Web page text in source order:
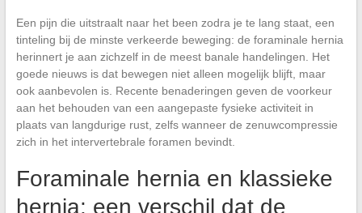
Een pijn die uitstraalt naar het been zodra je te lang staat, een
tinteling bij de minste verkeerde beweging: de foraminale hernia
herinnert je aan zichzelf in de meest banale handelingen. Het
goede nieuws is dat bewegen niet alleen mogelijk blijft, maar
ook aanbevolen is. Recente benaderingen geven de voorkeur
aan het behouden van een aangepaste fysieke activiteit in
plaats van langdurige rust, zelfs wanneer de zenuwcompressie
zich in het intervertebrale foramen bevindt.
Foraminale hernia en klassieke
hernia: een verschil dat de